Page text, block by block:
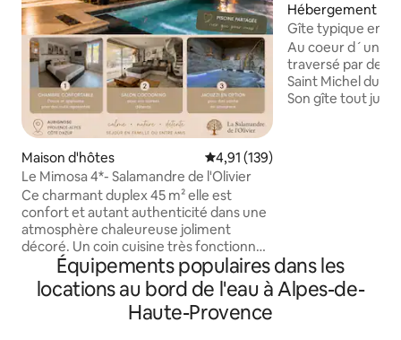
Maison d'hôtes Évaluation moyenne sur la
4,91 (139)
Le Mimosa 4*- Salamandre de l'Olivier
Ce charmant duplex 45 m² elle est
confort et autant authenticité dans une
atmosphère chaleureuse joliment
décoré. Un coin cuisine très fonctionnel
un salon cosy avec un grand canapé. À
l’étage une chambre lumineuse lit King-
size salle de bain raffinée avec douche et
baignoire séparée avec vue imprenable
Hébergement
Gîte typique en
pierres/piscine/
Au coeur d´un
traversé par deux
Saint Michel du
Son gîte tout
extra
Équipements populaires dans les
locations au bord de l'eau à Alpes-de-
Haute-Provence